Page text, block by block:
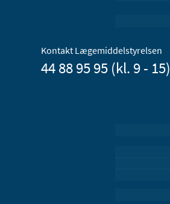
Kontakt Lægemiddelstyrelsen
44 88 95 95 (kl. 9 - 15)